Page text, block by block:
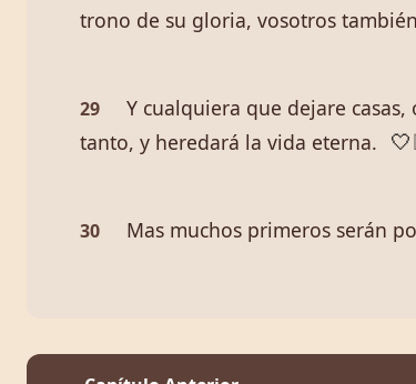
trono de su gloria, vosotros
29
Y cualquiera que dejare
tanto, y heredará la vida eterna.
🤍
30 Mas muchos primeros serán